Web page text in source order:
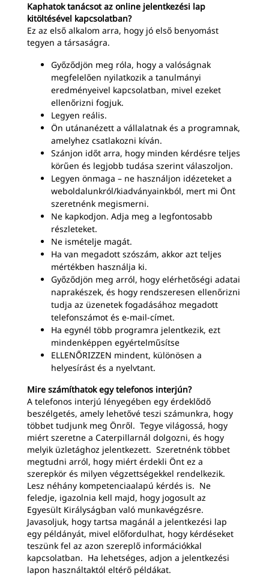
Kaphatok tanácsot az online jelentkezési lap
kitöltésével kapcsolatban?
Ez az első alkalom arra, hogy jó első benyomást
tegyen a társaságra.
Győződjön meg róla, hogy a valóságnak
megfelelően nyilatkozik a tanulmányi
eredményeivel kapcsolatban, mivel ezeket
ellenőrizni fogjuk.
Legyen reális.
Ön utánanézett a vállalatnak és a programnak,
amelyhez csatlakozni kíván.
Szánjon időt arra, hogy minden kérdésre teljes
körűen és legjobb tudása szerint válaszoljon.
Legyen önmaga – ne használjon idézeteket a
weboldalunkról/kiadványainkból, mert mi Önt
szeretnénk megismerni.
Ne kapkodjon. Adja meg a legfontosabb
részleteket.
Ne ismételje magát.
Ha van megadott szószám, akkor azt teljes
mértékben használja ki.
Győződjön meg arról, hogy elérhetőségi adatai
naprakészek, és hogy rendszeresen ellenőrizni
tudja az üzenetek fogadásához megadott
telefonszámot és e-mail-címet.
Ha egynél több programra jelentkezik, ezt
mindenképpen egyértelműsítse
ELLENŐRIZZEN mindent, különösen a
helyesírást és a nyelvtant.
Mire számíthatok egy telefonos interjún?
A telefonos interjú lényegében egy érdeklődő
beszélgetés, amely lehetővé teszi számunkra, hogy
többet tudjunk meg Önről. Tegye világossá, hogy
miért szeretne a Caterpillarnál dolgozni, és hogy
melyik üzletághoz jelentkezett. Szeretnénk többet
megtudni arról, hogy miért érdekli Önt ez a
szerepkör és milyen végzettségekkel rendelkezik.
Lesz néhány kompetenciaalapú kérdés is. Ne
feledje, igazolnia kell majd, hogy jogosult az
Egyesült Királyságban való munkavégzésre.
Javasoljuk, hogy tartsa magánál a jelentkezési lap
egy példányát, mivel előfordulhat, hogy kérdéseket
teszünk fel az azon szereplő információkkal
kapcsolatban. Ha lehetséges, adjon a jelentkezési
lapon használtaktól eltérő példákat.